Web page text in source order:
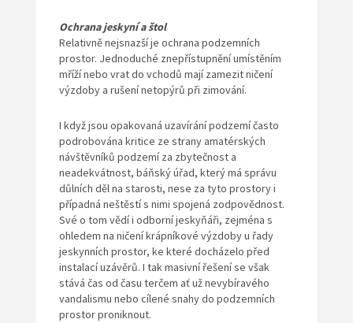
Ochrana jeskyní a štol
Relativně nejsnazší je ochrana podzemních
prostor. Jednoduché znepřístupnění umístěním
mříží nebo vrat do vchodů mají zamezit ničení
výzdoby a rušení netopýrů při zimování.
I když jsou opakovaná uzavírání podzemí často
podrobována kritice ze strany amatérských
návštěvníků podzemí za zbytečnost a
neadekvátnost, báňský úřad, který má správu
důlních děl na starosti, nese za tyto prostory i
případná neštěstí s nimi spojená zodpovědnost.
Své o tom vědí i odborní jeskyňáři, zejména s
ohledem na ničení krápníkové výzdoby u řady
jeskynních prostor, ke které docházelo před
instalací uzávěrů. I tak masivní řešení se však
stává čas od času terčem ať už nevybíravého
vandalismu nebo cílené snahy do podzemních
prostor proniknout.